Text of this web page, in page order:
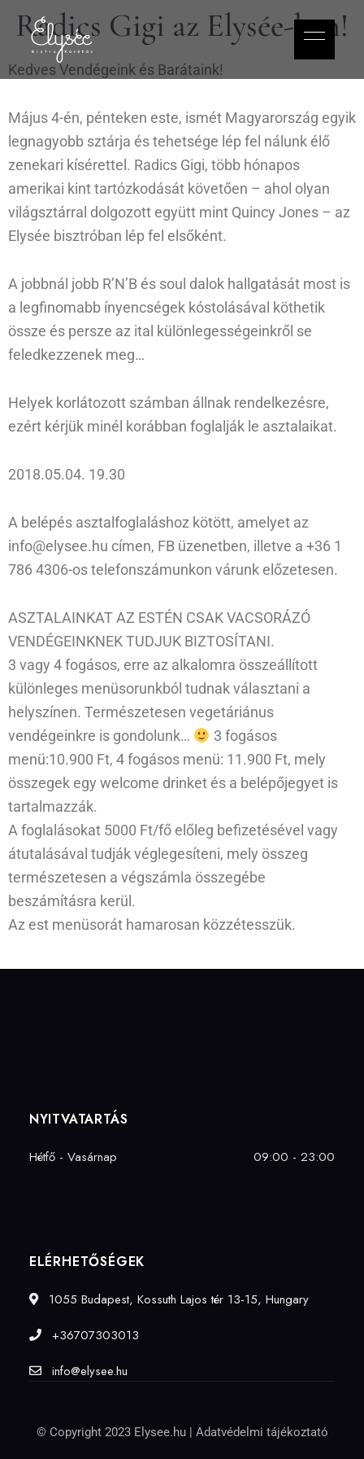
Radics Gigi az Elysée-ben!
Kedves Vendégeink és Barátaink!
Május 4-én, pénteken este, ismét Magyarország egyik
legnagyobb sztárja és tehetsége lép fel nálunk élő
zenekari kísérettel. Radics Gigi, több hónapos
amerikai kint tartózkodását követően – ahol olyan
világsztárral dolgozott együtt mint Quincy Jones – az
Elysée bisztróban lép fel elsőként.
A jobbnál jobb R’N’B és soul dalok hallgatását most is
a legfinomabb ínyencségek kóstolásával köthetik
össze és persze az ital különlegességeinkről se
feledkezzenek meg…
Helyek korlátozott számban állnak rendelkezésre,
ezért kérjük minél korábban foglalják le asztalaikat.
2018.05.04. 19.30
A belépés asztalfoglaláshoz kötött, amelyet az
info@elysee.hu címen, FB üzenetben, illetve a +36 1
786 4306-os telefonszámunkon várunk előzetesen.
ASZTALAINKAT AZ ESTÉN CSAK VACSORÁZÓ
VENDÉGEINKNEK TUDJUK BIZTOSÍTANI.
3 vagy 4 fogásos, erre az alkalomra összeállított
különleges menüsorunkból tudnak választani a
helyszínen. Természetesen vegetáriánus
vendégeinkre is gondolunk…
3 fogásos
menü:10.900 Ft, 4 fogásos menü: 11.900 Ft, mely
összegek egy welcome drinket és a belépőjegyet is
tartalmazzák.
A foglalásokat 5000 Ft/fő előleg befizetésével vagy
átutalásával tudják véglegesíteni, mely összeg
természetesen a végszámla összegébe
beszámításra kerül.
Az est menüsorát hamarosan közzétesszük.
NYITVATARTÁS
Hétfő - Vasárnap 09:00 - 23:00
ELÉRHETŐSÉGEK
1055 Budapest, Kossuth Lajos tér 13-15, Hungary
+36707303013
info@elysee.hu
© Copyright 2023 Elysee.hu | Adatvédelmi tájékoztató